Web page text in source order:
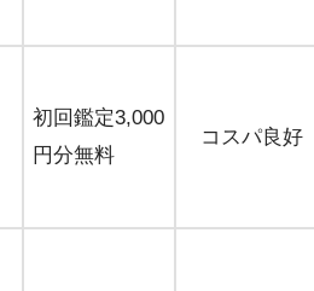
初回鑑定3,000
円分無料
コスパ良好